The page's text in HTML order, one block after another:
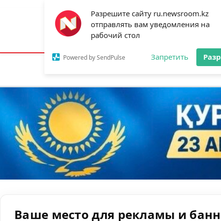
Разрешите сайту ru.newsroom.kz
отправлять вам уведомления на
рабочий стол
Powered by SendPulse Запретить
Астана:18°C Алматы:23°C
Новости
Ваше место для рекламы и